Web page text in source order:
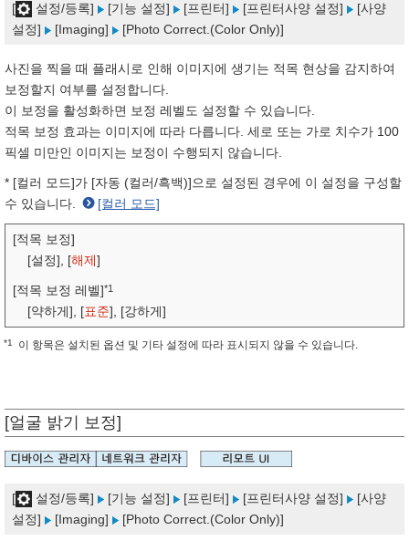
[ 설정/등록] [기능 설정] [프린터] [프린터사양 설정]
[사양
설정]
[Imaging] [Photo Correct.(Color Only)]
사진을 찍을 때 플래시로 인해 이미지에 생기는 적목 현상을 감지하여
보정할지 여부를 설정합니다.
이 보정을 활성화하면 보정 레벨도 설정할 수 있습니다.
적목 보정 효과는 이미지에 따라 다릅니다. 세로 또는 가로 치수가 100
픽셀 미만인 이미지는 보정이 수행되지 않습니다.
* [컬러 모드]가 [자동 (컬러/흑백)]으로 설정된 경우에 이 설정을 구성할
수 있습니다.
[컬러 모드]
[적목 보정]
[설정], [해제]
[적목 보정 레벨]*1
[약하게], [표준], [강하게]
*1 이 항목은 설치된 옵션 및 기타 설정에 따라 표시되지 않을 수 있습니다.
[얼굴 밝기 보정]
[ 설정/등록] [기능 설정] [프린터] [프린터사양 설정]
[사양
설정]
[Imaging] [Photo Correct.(Color Only)]